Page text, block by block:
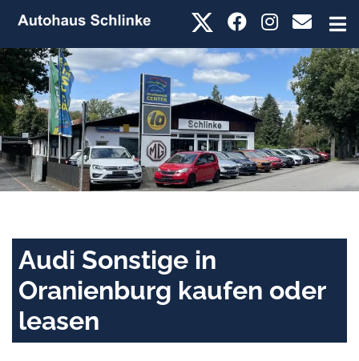
Audi Sonstige in
Oranienburg kaufen oder
leasen